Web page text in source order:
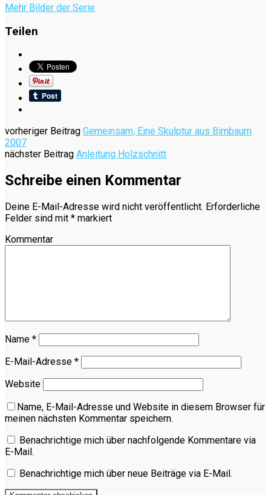
Mehr Bilder der Serie
Teilen
vorheriger Beitrag Gemeinsam, Eine Skulptur aus Birnbaum
2007
nächster Beitrag Anleitung Holzschnitt
Schreibe einen Kommentar
Deine E-Mail-Adresse wird nicht veröffentlicht. Erforderliche
Felder sind mit * markiert
Kommentar
Name *
E-Mail-Adresse *
Website
Name, E-Mail-Adresse und Website in diesem Browser für
meinen nächsten Kommentar speichern.
Benachrichtige mich über nachfolgende Kommentare via
E-Mail.
Benachrichtige mich über neue Beiträge via E-Mail.